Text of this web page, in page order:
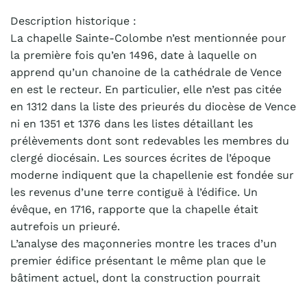
Description historique :
La chapelle Sainte-Colombe n’est mentionnée pour
la première fois qu’en 1496, date à laquelle on
apprend qu’un chanoine de la cathédrale de Vence
en est le recteur. En particulier, elle n’est pas citée
en 1312 dans la liste des prieurés du diocèse de Vence
ni en 1351 et 1376 dans les listes détaillant les
prélèvements dont sont redevables les membres du
clergé diocésain. Les sources écrites de l’époque
moderne indiquent que la chapellenie est fondée sur
les revenus d’une terre contiguë à l’édifice. Un
évêque, en 1716, rapporte que la chapelle était
autrefois un prieuré.
L’analyse des maçonneries montre les traces d’un
premier édifice présentant le même plan que le
bâtiment actuel, dont la construction pourrait